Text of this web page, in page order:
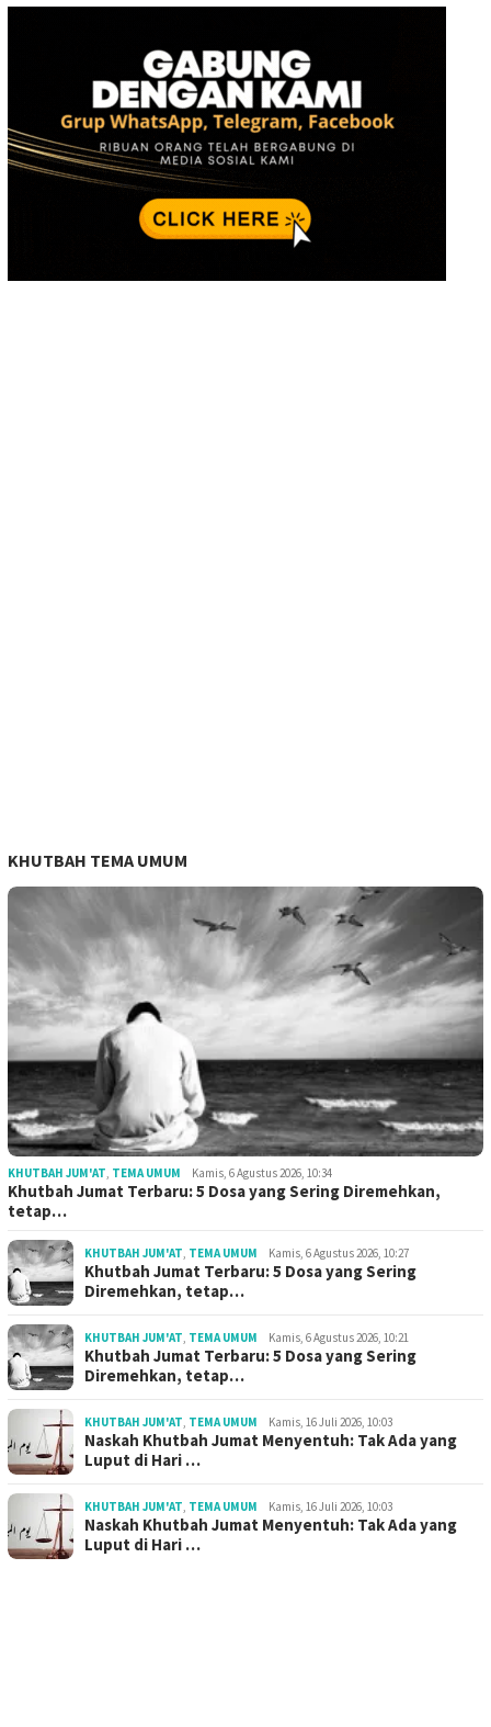
KHUTBAH TEMA UMUM
KHUTBAH JUM'AT, TEMA UMUM Kamis, 6 Agustus 2026, 10:34
Khutbah Jumat Terbaru: 5 Dosa yang Sering Diremehkan,
tetap…
KHUTBAH JUM'AT, TEMA UMUM Kamis, 6 Agustus 2026, 10:27
Khutbah Jumat Terbaru: 5 Dosa yang Sering
Diremehkan, tetap…
KHUTBAH JUM'AT, TEMA UMUM Kamis, 6 Agustus 2026, 10:21
Khutbah Jumat Terbaru: 5 Dosa yang Sering
Diremehkan, tetap…
KHUTBAH JUM'AT, TEMA UMUM Kamis, 16 Juli 2026, 10:03
Naskah Khutbah Jumat Menyentuh: Tak Ada yang
Luput di Hari …
KHUTBAH JUM'AT, TEMA UMUM Kamis, 16 Juli 2026, 10:03
Naskah Khutbah Jumat Menyentuh: Tak Ada yang
Luput di Hari …